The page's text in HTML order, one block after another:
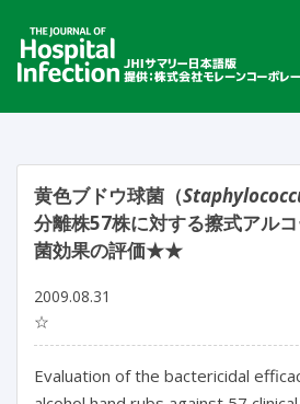
黄色ブドウ球菌（
分離株57株に対する擦式アル
菌効果の評価★★
2009.08.31
☆
Evaluation of the bactericidal